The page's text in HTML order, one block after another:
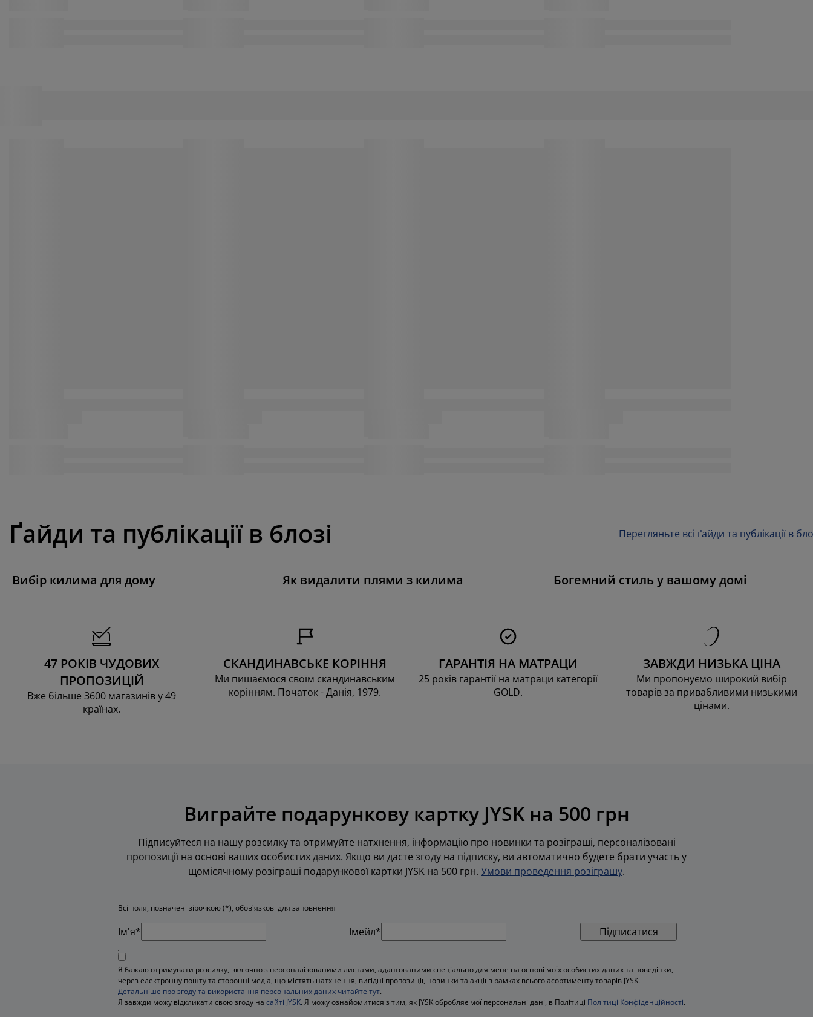
Ґайди та публікації в блозі Перегляньте всі ґайди та публікації в
Вибір килима для дому Як видалити плями з килима Богемний стиль у вашому домі
47 РОКІВ ЧУДОВИХ
ПРОПОЗИЦІЙ
Вже більше 3600 магазинів у 49
країнах.
СКАНДИНАВСЬКЕ КОРІННЯ
Ми пишаємося своїм скандинавським
корінням. Початок - Данія, 1979.
ГАРАНТІЯ НА МАТРАЦИ
25 років гарантії на матраци категорії
GOLD.
ЗАВЖДИ НИЗЬКА ЦІНА
Ми пропонуємо широкий вибір
товарів за привабливими низькими
цінами.
Виграйте подарункову картку JYSK на 500 грн
Підписуйтеся на нашу розсилку та отримуйте натхнення, інформацію про новинки та розіграші, персоналізовані
пропозиції на основі ваших особистих даних. Якщо ви дасте згоду на підписку, ви автоматично будете брати участь у
щомісячному розіграші подарункової картки JYSK на 500 грн. Умови проведення розіграшу.
Всі поля, позначені зірочкою (*), обов'язкові для заповнення
Iм'я* Імейл* Підписатися
Я бажаю отримувати розсилку, включно з персоналізованими листами, адаптованими спеціально для мене на основі моїх особистих даних та поведінки,
через електронну пошту та сторонні медіа, що містять натхнення, вигідні пропозиції, новинки та акції в рамках всього асортименту товарів JYSK.
Детальніше про згоду та використання персональних даних читайте тут.
Я завжди можу відкликати свою згоду на сайті JYSK. Я можу ознайомитися з тим, як JYSK обробляє мої персональні дані, в Політиці Політиці Конфіденційності.